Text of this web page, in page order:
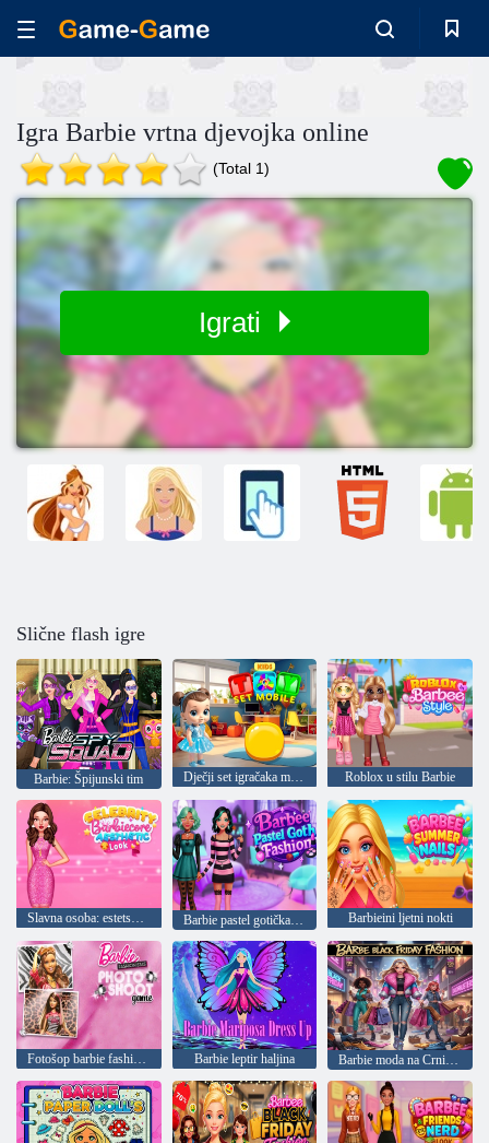
Igra Barbie vrtna djevojka online
(Total 1)
Igrati
Slične flash igre
Barbie: Špijunski tim Dječji set igračaka mobitel Roblox u stilu Barbie
Slavna osoba: estetska slika Barbie Barbie pastel gotička moda Barbieini ljetni nokti
Fotošop barbie fashionista Barbie leptir haljina Barbie moda na Crni petak